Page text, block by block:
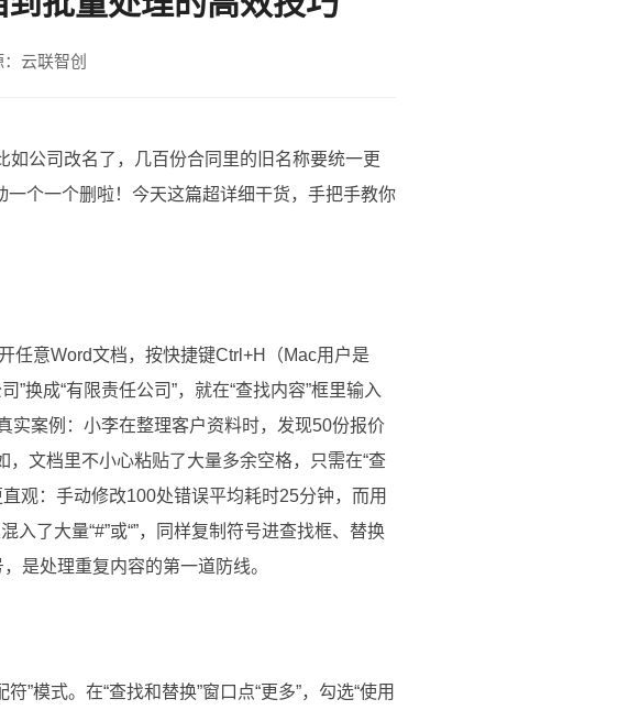
云联智创
公司改名了，几百份合同里的旧名称要统一更
一个一个删啦！今天这篇超详细干货，手把手教你
任意Word文档，按快捷键Ctrl+H（Mac用户是
换成“有限责任公司”，就在“查找内容”框里输入
实案例：小李在整理客户资料时，发现50份报价
，文档里不小心粘贴了大量多余空格，只需在“查
观：手动修改100处错误平均耗时25分钟，而用
了大量“#”或“”，同样复制符号进查找框、替换
是处理重复内容的第一道防线。
”模式。在“查找和替换”窗口点“更多”，勾选“使用